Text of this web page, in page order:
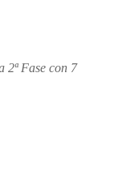
2ª Fase con 7